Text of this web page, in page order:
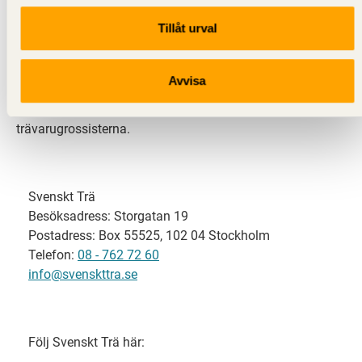
Tillåt urval
Avvisa
Svenskt Trä representerar svensk sågverksindustri
och är en del av branschorganisationen
svensk limträ-, KL-trä- och förpackningsindustri samt
trävarugrossisterna.
Svenskt Trä
Besöksadress: Storgatan 19
Postadress: Box 55525, 102 04 Stockholm
Telefon: 08 - 762 72 60
info@svenskttra.se
Följ Svenskt Trä här: